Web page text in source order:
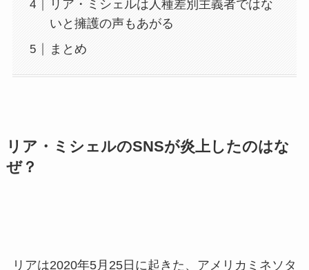
リア・ミシェルは人種差別主義者ではな
いと擁護の声もあがる
まとめ
リア・ミシェルのSNSが炎上したのはな
ぜ？
リアは2020年5月25日に起きた、アメリカミネソタ